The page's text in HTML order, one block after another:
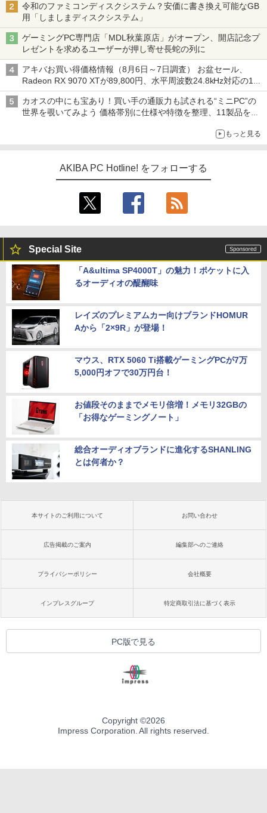
令和のファミコンディスクシステム？安価に書き換え可能なGB
用「しましまディスクシステム」
ゲーミングPC専門店「MDL秋葉原店」がオープン、開店記念プ
レゼントを求めるユーザーが押し寄せ長蛇の列に
アキバお買い得価格情報（8月6日～7日調査） お盆セール、
Radeon RX 9070 XTが89,800円、水平周波数24.8kHz対応の17
型モニターが9,801円、暑さ指数連動セール ほか
カオスの中にも宝あり！買い手の通販力も試される“ミニPC”の
世界を覗いてみよう 価格帯別に仕様や特徴を整理、11製品をピ
もっと見る
AKIBA PC Hotline! をフォローする
Special Site
「A&ultima SP4000T」の魅力！ポケットに入
るオーディオの醍醐味
レイズのプレミアムカー向けブランドHOMUR
Aから「2×9R」が登場！
マウス、RTX 5060 Ti搭載ゲーミングPCが7万
5,000円オフで30万円台！
お値段そのままでメモリ倍増！メモリ32GBの
「お得なゲーミングノート」
総合オーディオブランドに進化するSHANLING
とは何者か？
本サイトのご利用について お問い合わせ
広告掲載のご案内 編集部へのご連絡
プライバシーポリシー 会社概要
インプレスグループ 特定商取引法に基づく表示
PC版で見る
Copyright ©2026
Impress Corporation. All rights reserved.